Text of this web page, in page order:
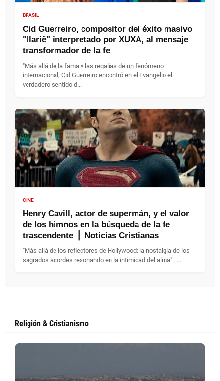
BRASIL
Cid Guerreiro, compositor del éxito masivo
"Ilariê" interpretado por XUXA, al mensaje
transformador de la fe
"Más allá de la fama y las regalías de un fenómeno
internacional, Cid Guerreiro encontró en el Evangelio el
verdadero sentido d...
CINE
Henry Cavill, actor de supermán, y el valor
de los himnos en la búsqueda de la fe
trascendente ⎪ Noticias Cristianas
"Más allá de los reflectores de Hollywood: la nostalgia de los
sagrados acordes resonando en la intimidad del alma". ...
Religión & Cristianismo